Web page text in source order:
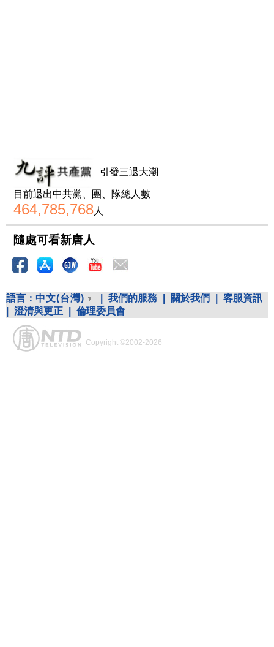
引發三退大潮
目前退出中共黨、團、隊總人數
464,785,768人
隨處可看新唐人
語言： 中文(台灣) 我們的服務 關於我們
客服資訊
澄清與更正 倫理委員會
Copyright ©2002-2026